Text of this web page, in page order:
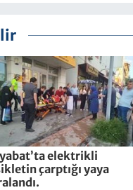
elektrikli
çarptığı yaya